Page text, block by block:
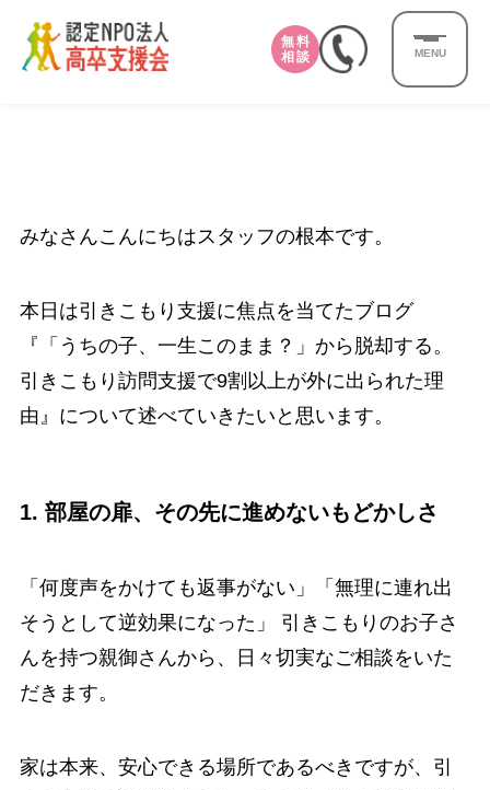
無料
相談
MENU
みなさんこんにちはスタッフの根本です。
本日は引きこもり支援に焦点を当てたブログ
『「うちの子、一生このまま？」から脱却する。
引きこもり訪問支援で9割以上が外に出られた理
由』について述べていきたいと思います。
1. 部屋の扉、その先に進めないもどかしさ
「何度声をかけても返事がない」「無理に連れ出
そうとして逆効果になった」 引きこもりのお子さ
んを持つ親御さんから、日々切実なご相談をいた
だきます。
家は本来、安心できる場所であるべきですが、引